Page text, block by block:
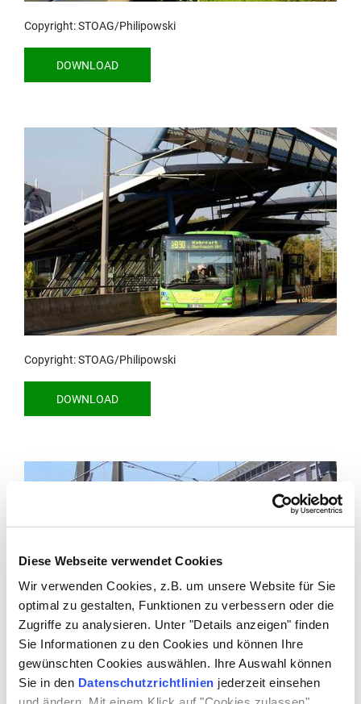
Diese Webseite verwendet Cookies
Wir verwenden Cookies, z.B. um unsere Website für Sie
optimal zu gestalten, Funktionen zu verbessern oder die
Zugriffe zu analysieren. Unter "Details anzeigen" finden
Sie Informationen zu den Cookies und können Ihre
gewünschten Cookies auswählen. Ihre Auswahl können
Sie in den Datenschutzrichtlinien jederzeit einsehen
Copyright: STOAG/Philipowski
DOWNLOAD
Copyright: STOAG/Philipowski
DOWNLOAD